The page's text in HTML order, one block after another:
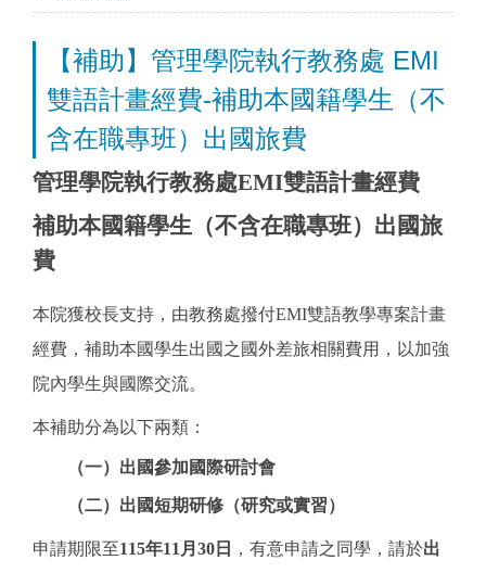
【補助】管理學院執行教務處 EMI
雙語計畫經費-補助本國籍學生（不
含在職專班）出國旅費
管理學院執行教務處EMI雙語計畫經費
補助本國籍學生（不含在職專班）出國旅
費
本院獲校長支持，由教務處撥付EMI雙語教學專案計畫
經費，補助本國學生出國之國外差旅相關費用，以加強
院內學生與國際交流。
本補助分為以下兩類：
（一）出國參加國際研討會
（二）出國短期研修（研究或實習）
申請期限至115年11月30日 ，有意申請之同學，請於出